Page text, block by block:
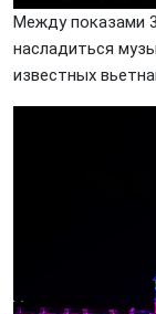
Между показами
насладиться
известных